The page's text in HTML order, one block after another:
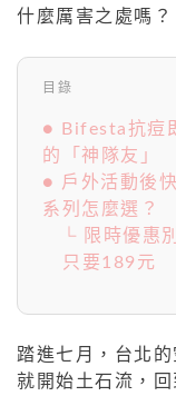
什麼厲害之處嗎？
目錄
● Bifesta抗痘
的「神隊友」
● 戶外活動後
系列怎麼選？
└ 限時優惠
只要189元
踏進七月，台北
就開始土石流，